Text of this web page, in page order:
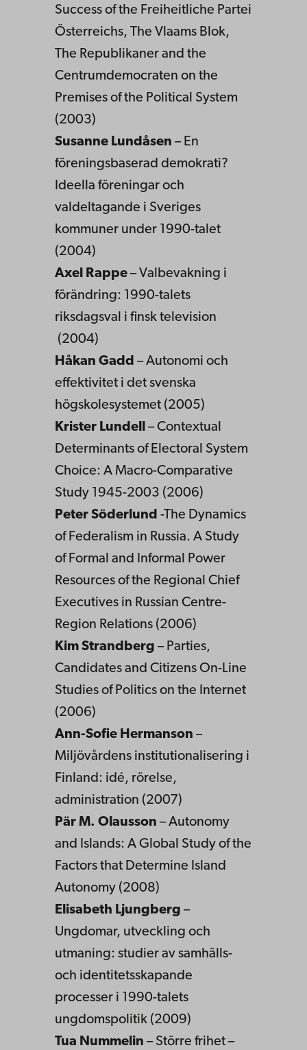
Success of the Freiheitliche Partei
Österreichs, The Vlaams Blok,
The Republikaner and the
Centrumdemocraten on the
Premises of the Political System
(2003)
Susanne Lundåsen – En
föreningsbaserad demokrati?
Ideella föreningar och
valdeltagande i Sveriges
kommuner under 1990-talet
(2004)
Axel Rappe – Valbevakning i
förändring: 1990-talets
riksdagsval i finsk television
(2004)
Håkan Gadd – Autonomi och
effektivitet i det svenska
högskolesystemet (2005)
Krister Lundell – Contextual
Determinants of Electoral System
Choice: A Macro-Comparative
Study 1945-2003 (2006)
Peter Söderlund -The Dynamics
of Federalism in Russia. A Study
of Formal and Informal Power
Resources of the Regional Chief
Executives in Russian Centre-
Region Relations (2006)
Kim Strandberg – Parties,
Candidates and Citizens On-Line
Studies of Politics on the Internet
(2006)
Ann-Sofie Hermanson –
Miljövårdens institutionalisering i
Finland: idé, rörelse,
administration (2007)
Pär M. Olausson – Autonomy
and Islands: A Global Study of the
Factors that Determine Island
Autonomy (2008)
Elisabeth Ljungberg –
Ungdomar, utveckling och
utmaning: studier av samhälls-
och identitetsskapande
processer i 1990-talets
ungdomspolitik (2009)
Tua Nummelin – Större frihet –